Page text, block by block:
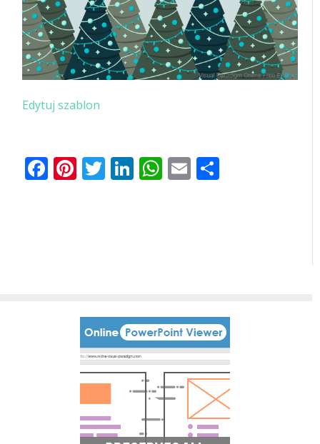
Edytuj szablon
Facebook
Pinterest
Twitter
LinkedIn
WhatsApp
Email